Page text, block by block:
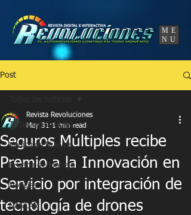
ME
NU
Post
Todas las noticias
Vehículos Nuevos
Prueba de Manejo
Noticias
NASCAR
Seguros Múltiples recibe
Premio a la Innovación en
Servicio por integración de
tecnología de drones
Revista Revoluciones
May 31 1 min read